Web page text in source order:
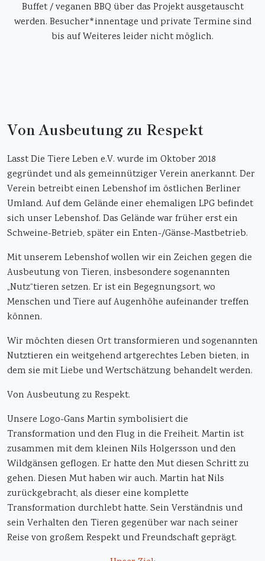
Buffet / veganen BBQ über das Projekt ausgetauscht
werden. Besucher*innentage und private Termine sind
bis auf Weiteres leider nicht möglich.
Von Ausbeutung zu Respekt
Lasst Die Tiere Leben e.V. wurde im Oktober 2018
gegründet und als gemeinnütziger Verein anerkannt. Der
Verein betreibt einen Lebenshof im östlichen Berliner
Umland. Auf dem Gelände einer ehemaligen LPG befindet
sich unser Lebenshof. Das Gelände war früher erst ein
Schweine-Betrieb, später ein Enten-/Gänse-Mastbetrieb.
Mit unserem Lebenshof wollen wir ein Zeichen gegen die
Ausbeutung von Tieren, insbesondere sogenannten
„Nutz“tieren setzen. Er ist ein Begegnungsort, wo
Menschen und Tiere auf Augenhöhe aufeinander treffen
können.
Wir möchten diesen Ort transformieren und sogenannten
Nutztieren ein weitgehend artgerechtes Leben bieten, in
dem sie mit Liebe und Wertschätzung behandelt werden.
Von Ausbeutung zu Respekt.
Unsere Logo-Gans Martin symbolisiert die
Transformation und den Flug in die Freiheit. Martin ist
zusammen mit dem kleinen Nils Holgersson und den
Wildgänsen geflogen. Er hatte den Mut diesen Schritt zu
gehen. Diesen Mut haben wir auch. Martin hat Nils
zurückgebracht, als dieser eine komplette
Transformation durchlebt hatte. Sein Verständnis und
sein Verhalten den Tieren gegenüber war nach seiner
Reise von großem Respekt und Freundschaft geprägt.